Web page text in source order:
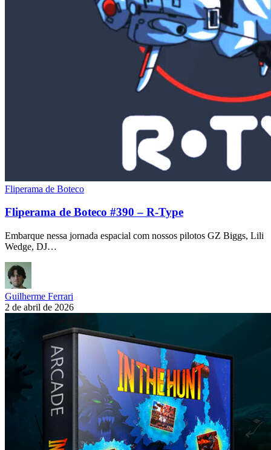
Fliperama de Boteco
Fliperama de Boteco #390 – R-Type
Embarque nessa jornada espacial com nossos pilotos GZ Biggs, Lili
Wedge, DJ…
Guilherme Ferrari
2 de abril de 2026